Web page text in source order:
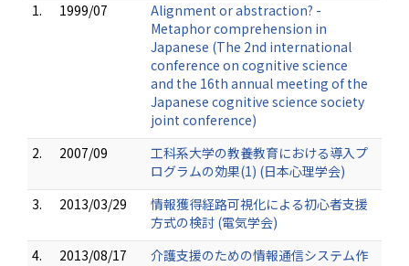
1.
1999/07
Alignment or abstraction? -
Metaphor comprehension in
Japanese (The 2nd international
conference on cognitive science
and the 16th annual meeting of the
Japanese cognitive science society
joint conference)
2.
2007/09
工科系大学の教養教育における導入プ
ログラムの効果(1) (日本心理学会)
3.
2013/03/29
情報獲得経路可視化による初心者支援
方式の検討 (電気学会)
4.
2013/08/17
介護支援のための情報通信システム作